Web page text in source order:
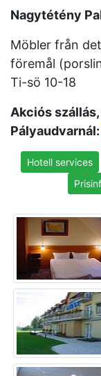
Nagytétény
Möbler från
föremål
Ti-sö 10-18
Akciós
Pályaudvarnál:
Hotell services